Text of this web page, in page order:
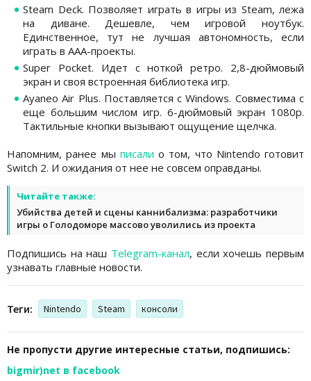
Steam Deck. Позволяет играть в игры из Steam, лежа
на диване. Дешевле, чем игровой ноутбук.
Единственное, тут не лучшая автономность, если
играть в ААА-проекты.
Super Pocket. Идет с ноткой ретро. 2,8-дюймовый
экран и своя встроенная библиотека игр.
Ayaneo Air Plus. Поставляется с Windows. Совместима с
еще большим числом игр. 6-дюймовый экран 1080р.
Тактильные кнопки вызывают ощущение щелчка.
Напомним, ранее мы писали о том, что Nintendo готовит
Switch 2. И ожидания от нее не совсем оправданы.
Читайте также:
Убийства детей и сцены каннибализма: разработчики
игры о Голодоморе массово уволились из проекта
Подпишись на наш Telegram-канал, если хочешь первым
узнавать главные новости.
Теги: Nintendo Steam консоли
Не пропусти другие интересные статьи, подпишись:
bigmir)net в facebook